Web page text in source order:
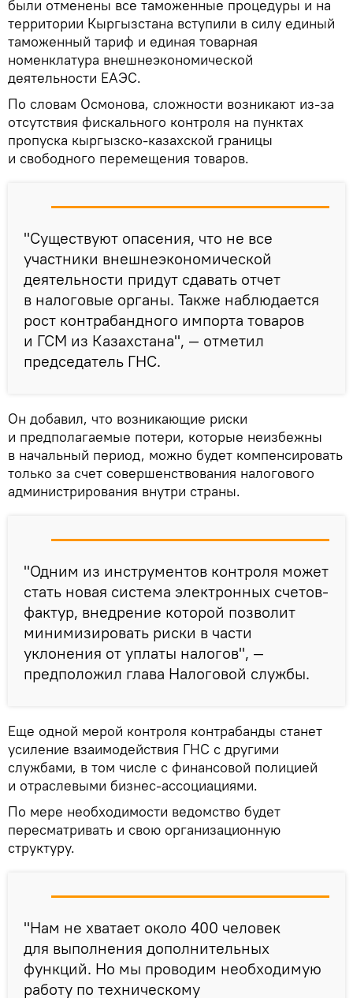
были отменены все таможенные процедуры и на
территории Кыргызстана вступили в силу единый
таможенный тариф и единая товарная
номенклатура внешнеэкономической
деятельности ЕАЭС.
По словам Осмонова, сложности возникают из-за
отсутствия фискального контроля на пунктах
пропуска кыргызско-казахской границы
и свободного перемещения товаров.
"Существуют опасения, что не все
участники внешнеэкономической
деятельности придут сдавать отчет
в налоговые органы. Также наблюдается
рост контрабандного импорта товаров
и ГСМ из Казахстана", — отметил
председатель ГНС.
Он добавил, что возникающие риски
и предполагаемые потери, которые неизбежны
в начальный период, можно будет компенсировать
только за счет совершенствования налогового
администрирования внутри страны.
"Одним из инструментов контроля может
стать новая система электронных счетов-
фактур, внедрение которой позволит
минимизировать риски в части
уклонения от уплаты налогов", —
предположил глава Налоговой службы.
Еще одной мерой контроля контрабанды станет
усиление взаимодействия ГНС с другими
службами, в том числе с финансовой полицией
и отраслевыми бизнес-ассоциациями.
По мере необходимости ведомство будет
пересматривать и свою организационную
структуру.
"Нам не хватает около 400 человек
для выполнения дополнительных
функций. Но мы проводим необходимую
работу по техническому